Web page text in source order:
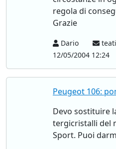
regola di
Grazie
Dario
12/05/2004 12:24
Peugeot 106:
Devo sostituire
tergicristalli del
Sport. Puoi